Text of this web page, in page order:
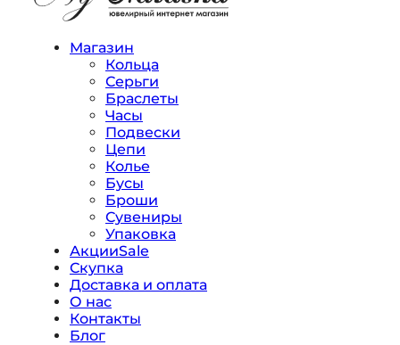
Магазин
Кольца
Серьги
Браслеты
Часы
Подвески
Цепи
Колье
Бусы
Броши
Сувениры
Упаковка
АкцииSale
Скупка
Доставка и оплата
О нас
Контакты
Блог